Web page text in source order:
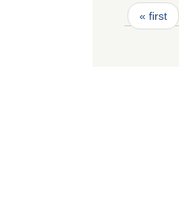
Pages
« first